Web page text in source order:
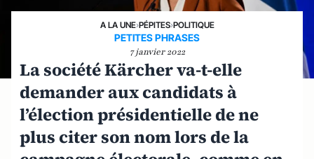
A LA UNE›PÉPITES›POLITIQUE
PETITES PHRASES
7 janvier 2022
La société Kärcher va-t-elle
demander aux candidats à
l’élection présidentielle de ne
plus citer son nom lors de la